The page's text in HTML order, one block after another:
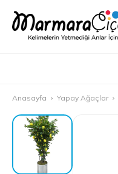
Anasayfa Yapay Ağaçlar